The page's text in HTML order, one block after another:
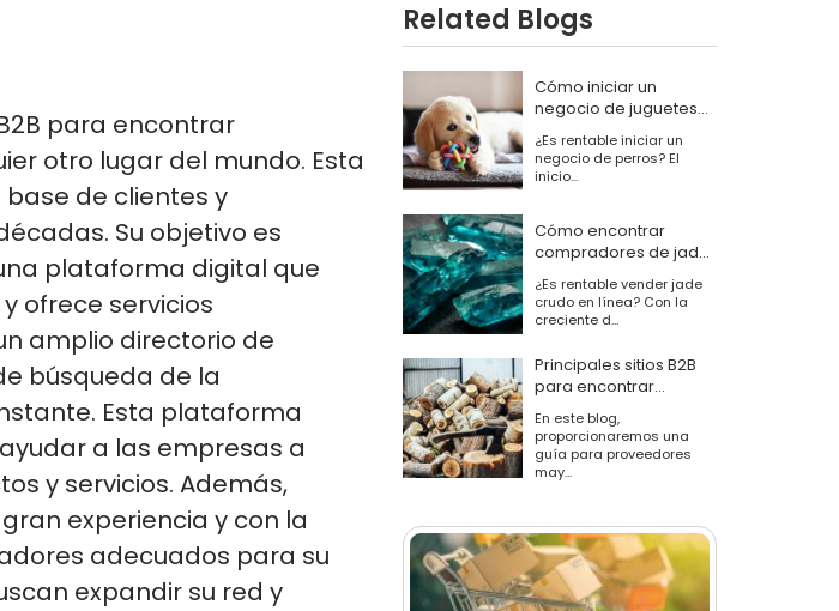
para encontrar
otro lugar del mundo. Esta
de clientes y
Su objetivo es
plataforma digital que
ofrece servicios
amplio directorio de
búsqueda de la
Esta plataforma
a las empresas a
y servicios. Además,
experiencia y con la
adecuados para su
expandir su red y
Related Blogs
Cómo iniciar un
negocio de juguetes
¿Es rentable iniciar un
negocio de perros? El
inicio...
Cómo encontrar
compradores de jade
¿Es rentable vender jade
crudo en línea? Con la
creciente d...
Principales sitios B2B
para encontrar
compradores de leña
En este blog,
proporcionaremos una
guía para proveedores
may...